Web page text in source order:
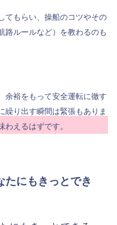
てもらい、操船のコツやその
路ルールなど）を教わるのも
余裕をもって安全運転に徹す
繰り出す瞬間は緊張もありま
えるはずです。
たにもきっとでき